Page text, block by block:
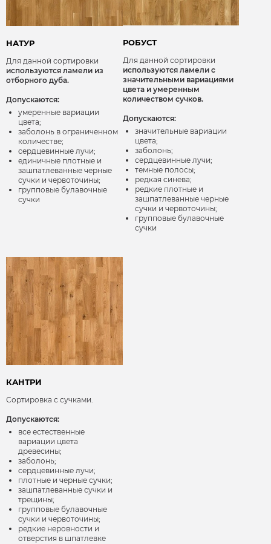
НАТУР
Для данной сортировки
используются ламели из
отборного дуба.
Допускаются:
умеренные вариации
цвета;
заболонь в ограниченном
количестве;
сердцевинные лучи;
единичные плотные и
зашпатлеванные черные
сучки и червоточины;
групповые булавочные
сучки
РОБУСТ
Для данной сортировки
используются ламели с
значительными вариациями
цвета и умеренным
количеством сучков.
Допускаются:
значительные вариации
цвета;
заболонь;
сердцевинные лучи;
темные полосы;
редкая синева;
редкие плотные и
зашпатлеванные черные
сучки и червоточины;
групповые булавочные
сучки
КАНТРИ
Сортировка с сучками.
Допускаются:
все естественные
вариации цвета
древесины;
заболонь;
сердцевинные лучи;
плотные и черные сучки;
зашпатлеванные сучки и
трещины;
групповые булавочные
сучки и червоточины;
редкие неровности и
отверстия в шпатлевке